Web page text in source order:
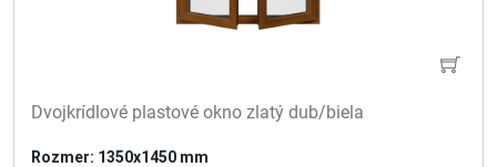
Dvojkrídlové plastové okno zlatý dub/biela
Rozmer: 1350x1450 mm